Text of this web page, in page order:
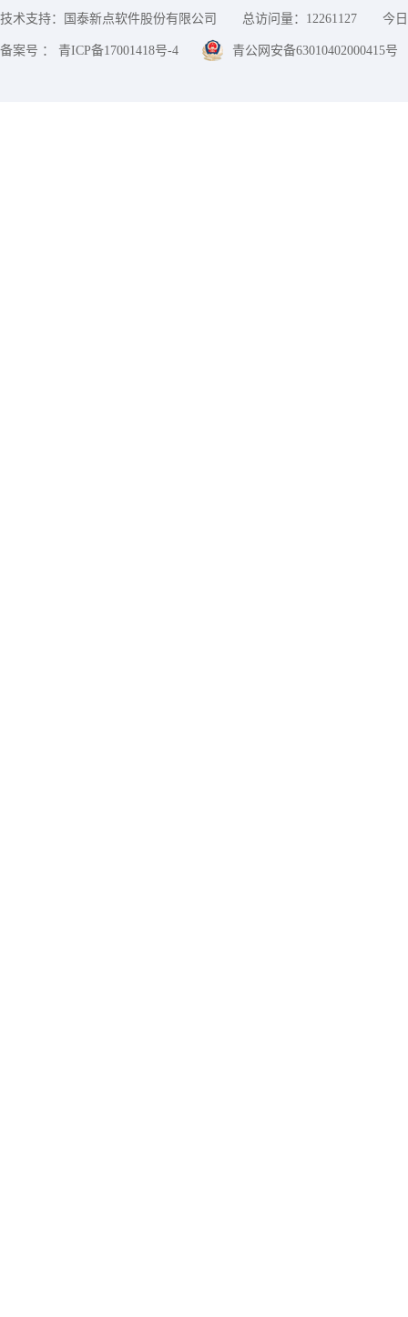
技术支持：国泰新点软件股份有限公司 总访问量： 12261127 今
备案号 ： 青ICP备17001418号-4 青公网安备63010402000415号